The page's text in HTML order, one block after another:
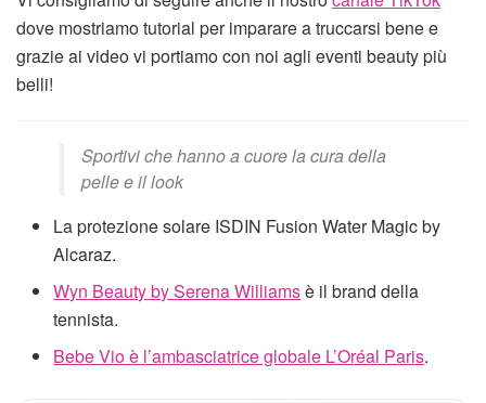
dove mostriamo tutorial per imparare a truccarsi bene e
grazie ai video vi portiamo con noi agli eventi beauty più
belli!
Sportivi che hanno a cuore la cura della
pelle e il look
La protezione solare ISDIN Fusion Water Magic by
Alcaraz.
Wyn Beauty by Serena Williamsè il brand della
tennista.
Bebe Vio è l’ambasciatrice globale L’Oréal Paris.